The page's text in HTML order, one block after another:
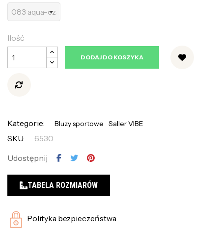
Ilość
DODAJ DO KOSZYKA
Kategorie: Bluzy sportowe Saller VIBE
SKU:
6530
Udostępnij
TABELA ROZMIARÓW
Polityka bezpieczeństwa